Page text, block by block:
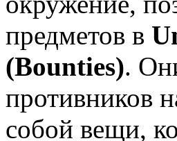
предметов в
(Bounties).
противников
собой вещи,